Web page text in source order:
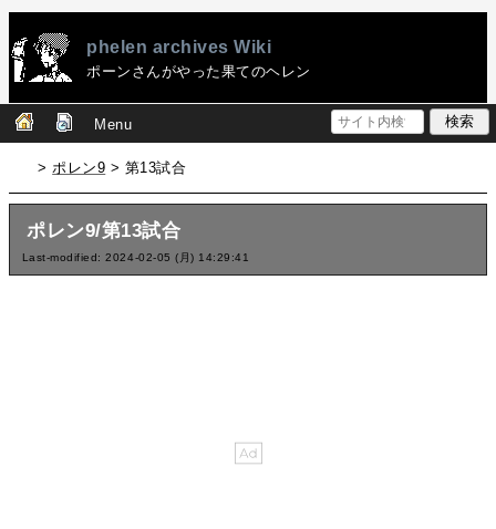
phelen archives Wiki
ポーンさんがやった果てのヘレン
Menu
>ポレン9 > 第13試合
ポレン9/第13試合
Last-modified: 2024-02-05 (月) 14:29:41